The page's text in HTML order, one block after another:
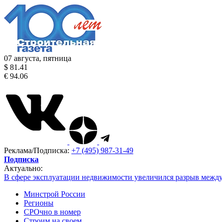
07 августа, пятница
$ 81.41
€ 94.06
Реклама/Подписка: +7 (495) 987-31-49
Подписка
Актуально:
В сфере эксплуатации недвижимости увеличился разрыв
Минстрой России
Регионы
СРОчно в номер